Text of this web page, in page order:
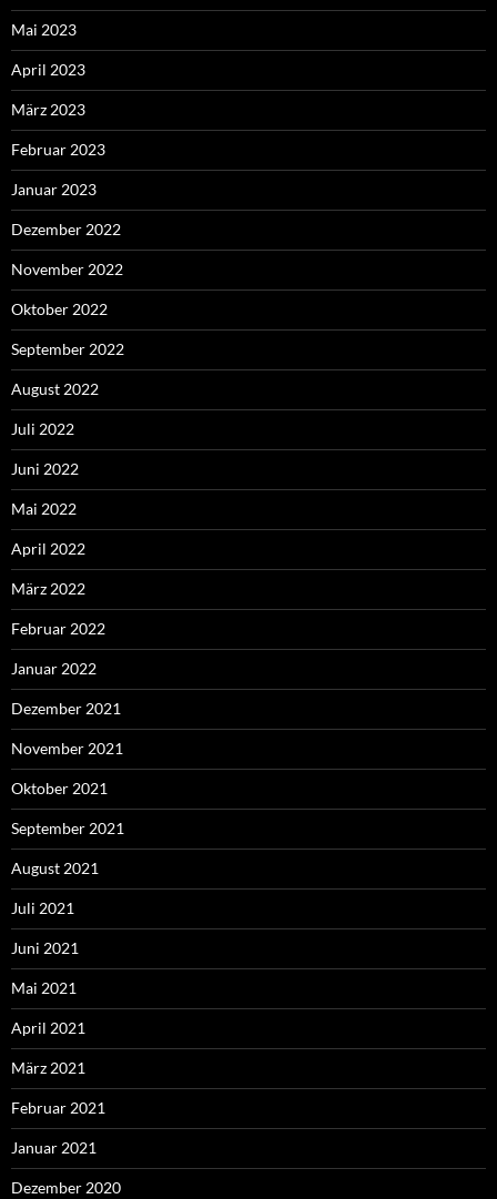
Mai 2023
April 2023
März 2023
Februar 2023
Januar 2023
Dezember 2022
November 2022
Oktober 2022
September 2022
August 2022
Juli 2022
Juni 2022
Mai 2022
April 2022
März 2022
Februar 2022
Januar 2022
Dezember 2021
November 2021
Oktober 2021
September 2021
August 2021
Juli 2021
Juni 2021
Mai 2021
April 2021
März 2021
Februar 2021
Januar 2021
Dezember 2020